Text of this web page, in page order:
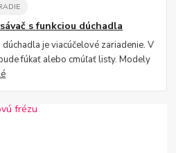
s funkciou dúchadla
je viacúčelové zariadenie. V
fúkať alebo cmúľať listy. Modely